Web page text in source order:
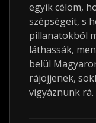
egyik célom,
szépségeit, s
pillanatokból
láthassák,
belül
rájöjjenek,
vigyáznunk rá.